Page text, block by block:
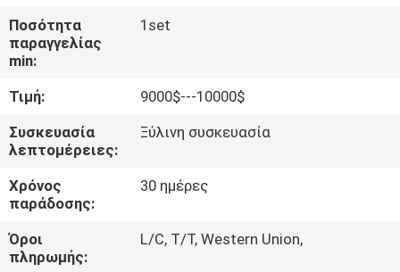
ΕΠΙΣΚΕΨΉ
ΕΡΓΟΣΤΑΣΊΟΥ
ΈΛΕΓΧΟΣ
ΠΟΙΌΤΗΤΑΣ
ΕΠΙΚΟΙΝΩΝΉΣΤΕ
ΜΑΖΊ
ΜΑΣ
Ποσότητα
παραγγελίας
min:
1set
Τιμή:
9000$---10000$
Συσκευασία
λεπτομέρειες:
Ξύλινη συσκευασία
Χρόνος
παράδοσης:
30 ημέρες
Όροι
πληρωμής:
L/C, T/T, Western Union,